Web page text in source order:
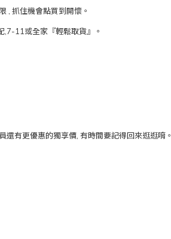
, 抓住機會點買到開懷。
,7-11或全家『輕鬆取貨』。
有更優惠的獨享價, 有時間要記得回來逛逛唷。